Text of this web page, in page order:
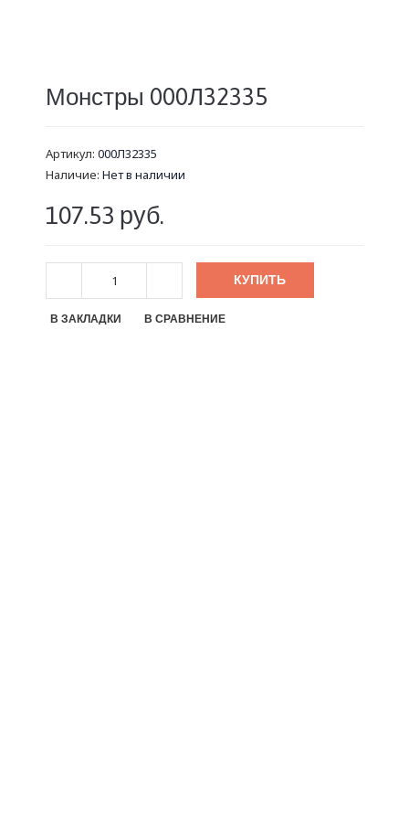
Монстры 000Л32335
Артикул: 000Л32335
Наличие: Нет в наличии
107.53 руб.
КУПИТЬ
В ЗАКЛАДКИ В СРАВНЕНИЕ